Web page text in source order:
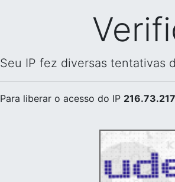
Seu IP fez diversas tentativas
Para liberar o acesso do IP